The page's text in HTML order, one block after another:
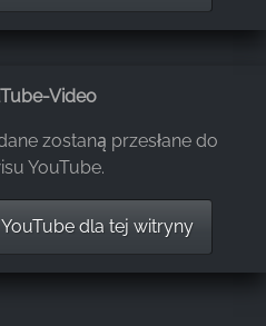
Video
zostaną przesłane do
YouTube.
dla tej witryny